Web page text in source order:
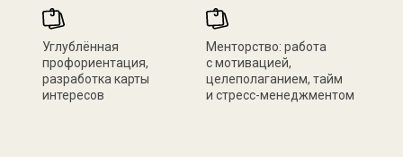
Углублённая
профориентация,
разработка карты
интересов
Менторство: работа
с мотивацией,
целеполаганием, тайм
и стресс-менеджментом